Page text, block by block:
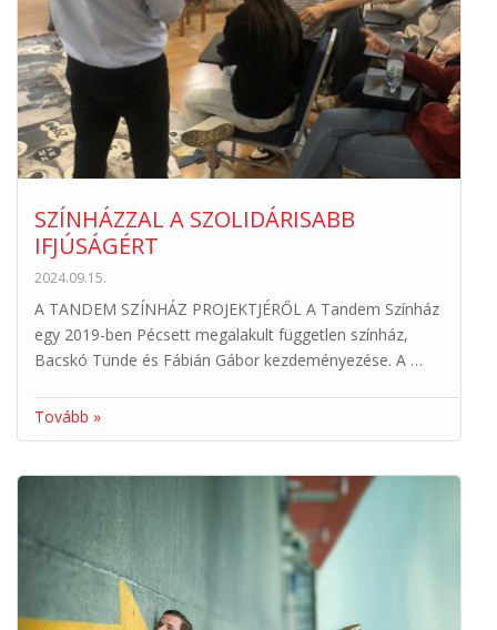
SZÍNHÁZZAL A SZOLIDÁRISABB
IFJÚSÁGÉRT
2024.09.15.
A TANDEM SZÍNHÁZ PROJEKTJÉRŐL A Tandem Színház
egy 2019-ben Pécsett megalakult független színház,
Bacskó Tünde és Fábián Gábor kezdeményezése. A …
Tovább »